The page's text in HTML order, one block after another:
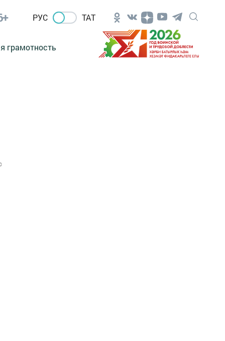
РУС ТАТ
грамотность